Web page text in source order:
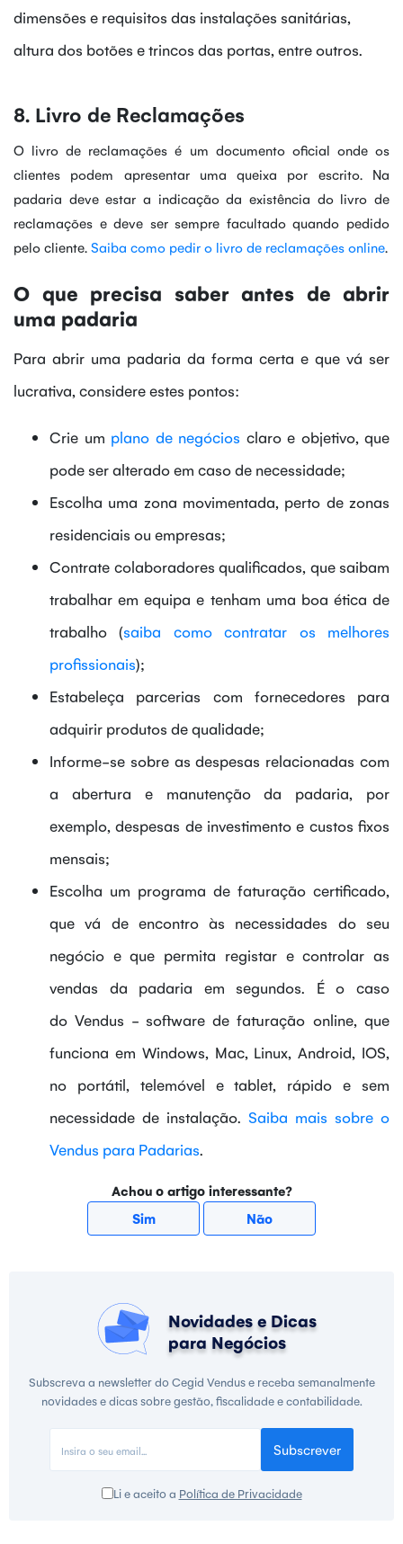
dimensões e requisitos das instalações sanitárias,
altura dos botões e trincos das portas, entre outros.
8. Livro de Reclamações
O livro de reclamações é um documento oficial onde os
clientes podem apresentar uma queixa por escrito. Na
padaria deve estar a indicação da existência do livro de
reclamações e deve ser sempre facultado quando pedido
pelo cliente. Saiba como pedir o livro de reclamações online
O que precisa saber antes de abrir
uma padaria
Para abrir uma padaria da forma certa e que vá ser
lucrativa, considere estes pontos:
Crie um plano de negócios claro e objetivo, que
pode ser alterado em caso de necessidade;
Escolha uma zona movimentada, perto de zonas
residenciais ou empresas;
Contrate colaboradores qualificados, que saibam
trabalhar em equipa e tenham uma boa ética de
trabalho (saiba como contratar os melhores
profissionais);
Estabeleça parcerias com fornecedores para
adquirir produtos de qualidade;
Informe-se sobre as despesas relacionadas com
a abertura e manutenção da padaria, por
exemplo, despesas de investimento e custos fixos
mensais;
Escolha um programa de faturação certificado,
que vá de encontro às necessidades do seu
negócio e que permita registar e controlar as
vendas da padaria em segundos. É o caso
do Vendus - software de faturação online, que
funciona em Windows, Mac, Linux, Android, IOS,
no portátil, telemóvel e tablet, rápido e sem
necessidade de instalação. Saiba mais sobre o
Vendus para Padarias.
Achou o artigo interessante?
Sim
Não
Novidades e Dicas
para Negócios
Subscreva a newsletter do Cegid Vendus e receba semanalmente
novidades e dicas sobre gestão, fiscalidade e contabilidade.
Subscrever
Li e aceito a Política de Privacidade